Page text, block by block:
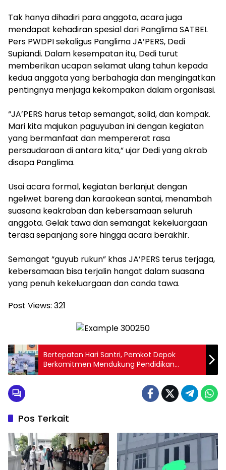
Tak hanya dihadiri para anggota, acara juga
mendapat kehadiran spesial dari Panglima SATBEL
Pers PWDPI sekaligus Panglima JA’PERS, Dedi
Supiandi. Dalam kesempatan itu, Dedi turut
memberikan ucapan selamat ulang tahun kepada
kedua anggota yang berbahagia dan mengingatkan
pentingnya menjaga kekompakan dalam organisasi.
“JA’PERS harus tetap semangat, solid, dan kompak.
Mari kita majukan paguyuban ini dengan kegiatan
yang bermanfaat dan mempererat rasa
persaudaraan di antara kita,” ujar Dedi yang akrab
disapa Panglima.
Usai acara formal, kegiatan berlanjut dengan
ngeliwet bareng dan karaokean santai, menambah
suasana keakraban dan kebersamaan seluruh
anggota. Gelak tawa dan semangat kekeluargaan
terasa sepanjang sore hingga acara berakhir.
Semangat “guyub rukun” khas JA’PERS terus terjaga,
kebersamaan bisa terjalin hangat dalam suasana
yang penuh kekeluargaan dan canda tawa.
Post Views: 321
Bertepatan Hari Santri, Pemkot Depok
Berkomitmen Mendukung Pendidikan
Pesantren dan Madrasah
Pos Terkait